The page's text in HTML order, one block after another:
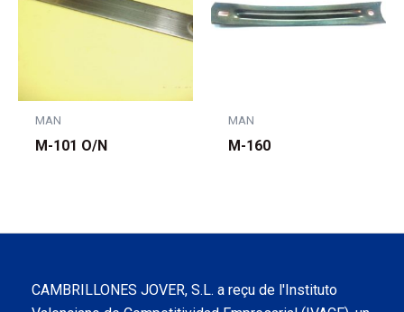
MAN
M-101 O/N
MAN
M-160
CAMBRILLONES JOVER, S.L. a reçu de l'Instituto